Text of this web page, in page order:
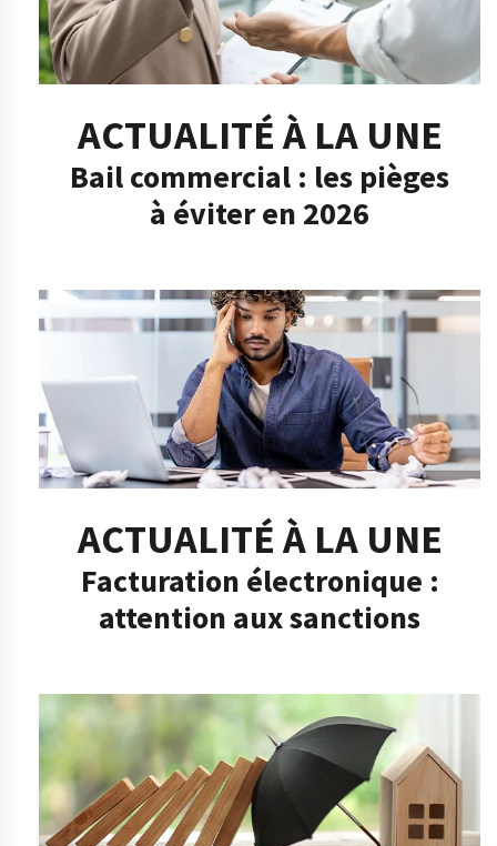
ACTUALITÉ À LA UNE
Bail commercial : les pièges
à éviter en 2026
ACTUALITÉ À LA UNE
Facturation électronique :
attention aux sanctions